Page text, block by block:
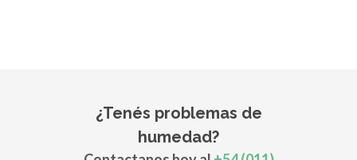
¿Tenés problemas de
humedad?